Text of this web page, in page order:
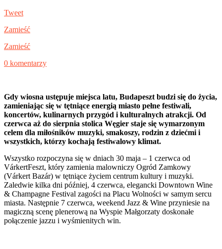
Tweet
Zamieść
Zamieść
0 komentarzy
Gdy wiosna ustępuje miejsca latu, Budapeszt budzi się do życia,
zamieniając się w tętniące energią miasto pełne festiwali,
koncertów, kulinarnych przygód i kulturalnych atrakcji. Od
czerwca aż do sierpnia stolica Węgier staje się wymarzonym
celem dla miłośników muzyki, smakoszy, rodzin z dziećmi i
wszystkich, którzy kochają festiwalowy klimat.
Wszystko rozpoczyna się w dniach 30 maja – 1 czerwca od
VárkertFeszt, który zamienia malowniczy Ogród Zamkowy
(Várkert Bazár) w tętniące życiem centrum kultury i muzyki.
Zaledwie kilka dni później, 4 czerwca, elegancki Downtown Wine
& Champagne Festival zagości na Placu Wolności w samym sercu
miasta. Następnie 7 czerwca, weekend Jazz & Wine przyniesie na
magiczną scenę plenerową na Wyspie Małgorzaty doskonałe
połączenie jazzu i wyśmienitych win.